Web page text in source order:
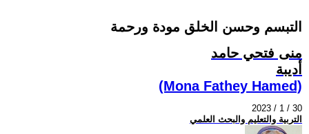
التبسم وحسن الخلق مودة ورحمة
منى فتحي حامد
أديبة
(Mona Fathey Hamed)
2023 / 1 / 30
التربية والتعليم والبحث العلمي